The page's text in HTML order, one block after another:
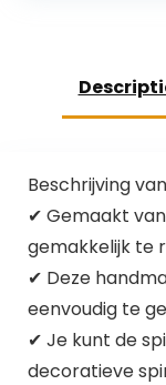
Beschrijving
✔ Gemaakt
gemakkelijk te
✔ Deze
eenvoudig te
✔ Je kunt de
decoratieve